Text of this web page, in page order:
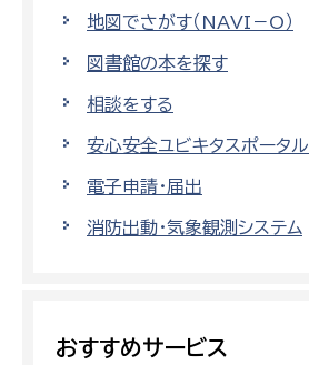
地図でさがす（NAVI－O）
図書館の本を探す
相談をする
安心安全ユビキタスポータル
電子申請・届出
消防出動・気象観測システム
おすすめサービス